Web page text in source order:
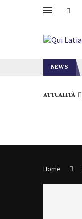
NEWS
ATTUALITÀ
Home